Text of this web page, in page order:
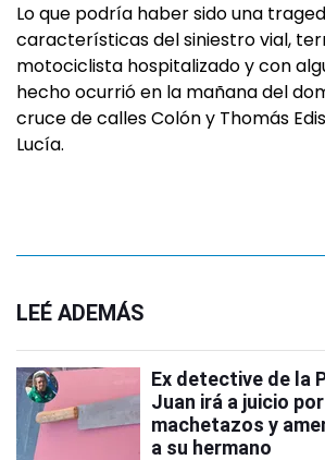
Lo que podría haber sido una
características del siniestro vial,
motociclista hospitalizado y con
hecho ocurrió en la mañana del
cruce de calles Colón y Thomás
Lucía.
LEÉ ADEMÁS
Ex detective de la
Juan irá a juicio
machetazos y
a su hermano